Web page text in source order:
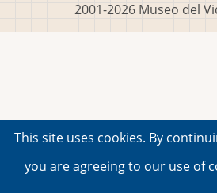
2001-2026 Museo del
This site uses cookies. By
you are agreeing to our use of